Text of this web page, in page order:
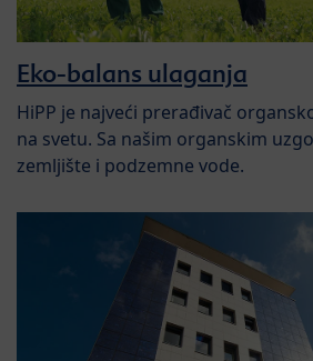
Eko-balans ulaganja
HiPP je najveći prerađivač
na svetu. Sa našim organskim
zemljište i podzemne vode.